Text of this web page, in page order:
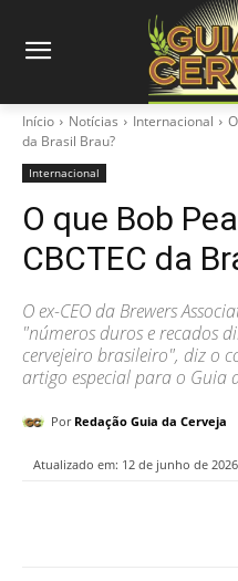
Início Notícias Internacional
da Brasil Brau?
Internacional
O que Bob
CBCTEC da
O ex-CEO da Brewers
"números duros e recados
cervejeiro brasileiro", diz o
artigo especial para o Guia
Por Redação Guia da Cerveja
Atualizado em: 12 de junho de 2026